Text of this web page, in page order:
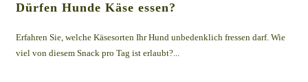
Dürfen Hunde Käse essen?
Erfahren Sie, welche Käsesorten Ihr Hund unbedenklich fressen darf. Wie
viel von diesem Snack pro Tag ist erlaubt?...